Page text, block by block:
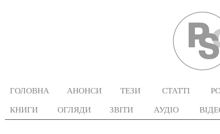
ГОЛОВНА АНОНСИ ТЕЗИ СТАТТІ
КНИГИ ОГЛЯДИ ЗВІТИ АУДІО